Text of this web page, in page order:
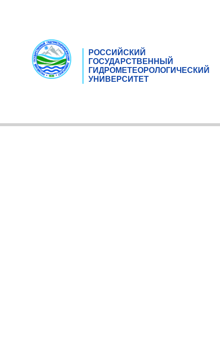
РОССИЙСКИЙ
ГОСУДАРСТВЕННЫЙ
ГИДРОМЕТЕОРОЛОГИЧЕСКИЙ
УНИВЕРСИТЕТ